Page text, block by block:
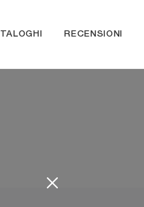
RECENSIONI